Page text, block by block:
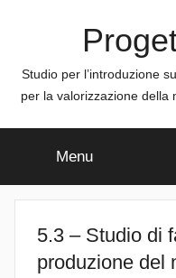
Studio per l’introduzione
per la valorizzazione della
Menu
5.3 – Studio di
produzione del